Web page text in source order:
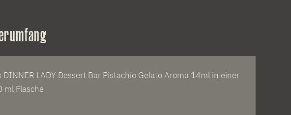
DINNER LADY Dessert Bar Pistachio Gelato Aroma 14ml in einer
ml Flasche